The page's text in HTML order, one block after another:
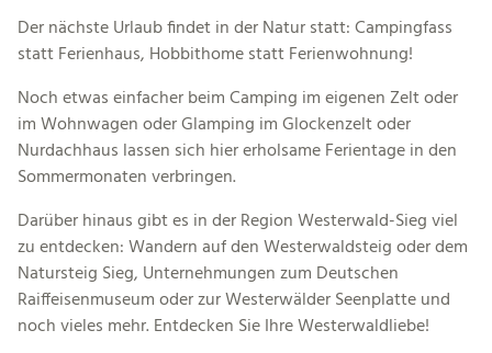
Der nächste Urlaub findet in der Natur statt: Campingfass
statt Ferienhaus, Hobbithome statt Ferienwohnung!
Noch etwas einfacher beim Camping im eigenen Zelt oder
im Wohnwagen oder Glamping im Glockenzelt oder
Nurdachhaus lassen sich hier erholsame Ferientage in den
Sommermonaten verbringen.
Darüber hinaus gibt es in der Region Westerwald-Sieg viel
zu entdecken: Wandern auf den Westerwaldsteig oder dem
Natursteig Sieg, Unternehmungen zum Deutschen
Raiffeisenmuseum oder zur Westerwälder Seenplatte und
noch vieles mehr. Entdecken Sie Ihre Westerwaldliebe!